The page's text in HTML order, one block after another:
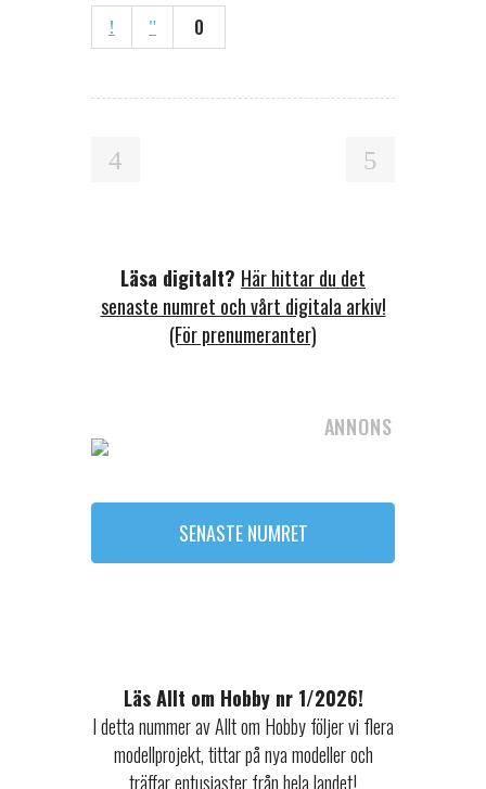
0
Läsa digitalt? Här hittar du det
senaste numret och vårt digitala arkiv!
(För prenumeranter)
ANNONS
SENASTE NUMRET
Läs Allt om Hobby nr 1/2026!
I detta nummer av Allt om Hobby följer vi flera
modellprojekt, tittar på nya modeller och
träffar entusiaster från hela landet!